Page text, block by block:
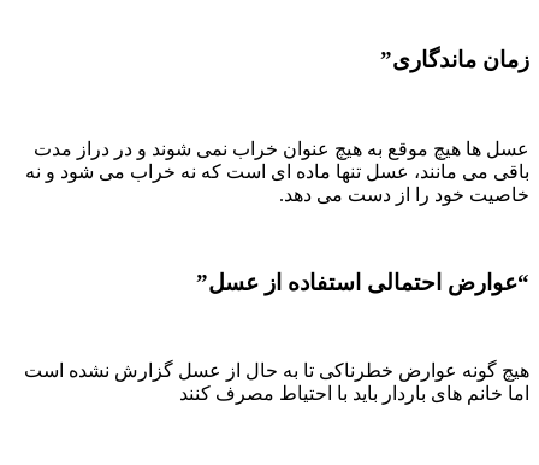
زمان ماندگاری”
عسل ها هیچ موقع به هیچ عنوان خراب نمی شوند و در دراز مدت
باقی می مانند، عسل تنها ماده ای است که نه خراب می شود و نه
خاصیت خود را از دست می دهد.
“عوارض احتمالی استفاده از عسل”
هیچ گونه عوارض خطرناکی تا به حال از عسل گزارش نشده است
اما خانم های باردار باید با احتیاط مصرف کنند